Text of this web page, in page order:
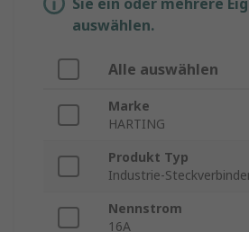
Sie ein oder mehrere
auswählen.
Alle auswählen
Marke
HARTING
Produkt Typ
Industrie-
Nennstrom
16A